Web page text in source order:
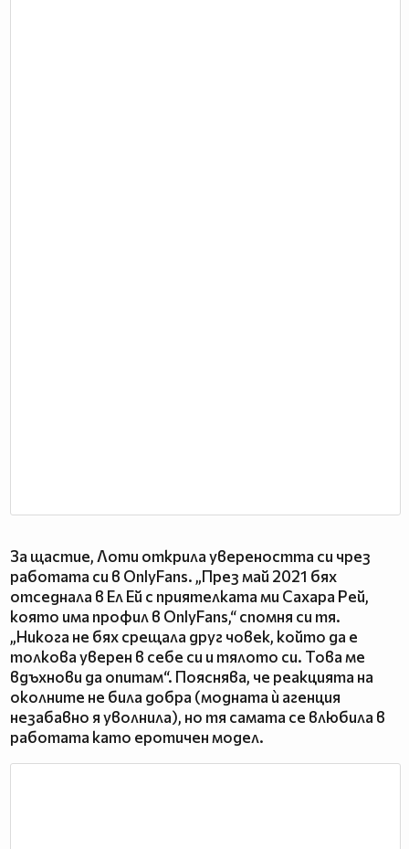
За щастие, Лоти открила увереността си чрез
работата си в OnlyFans. „През май 2021 бях
отседнала в Ел Ей с приятелката ми Сахара Рей,
която има профил в OnlyFans,“ спомня си тя.
„Никога не бях срещала друг човек, който да е
толкова уверен в себе си и тялото си. Това ме
вдъхнови да опитам“. Пояснява, че реакцията на
околните не била добра (модната ѝ агенция
незабавно я уволнила), но тя самата се влюбила в
работата като еротичен модел.